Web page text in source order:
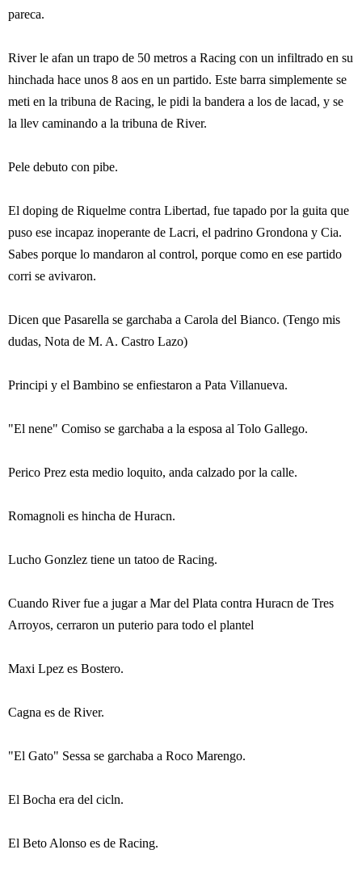
pareca.
River le afan un trapo de 50 metros a Racing con un infiltrado en su
hinchada hace unos 8 aos en un partido. Este barra simplemente se
meti en la tribuna de Racing, le pidi la bandera a los de lacad, y se
la llev caminando a la tribuna de River.
Pele debuto con pibe.
El doping de Riquelme contra Libertad, fue tapado por la guita que
puso ese incapaz inoperante de Lacri, el padrino Grondona y Cia.
Sabes porque lo mandaron al control, porque como en ese partido
corri se avivaron.
Dicen que Pasarella se garchaba a Carola del Bianco. (Tengo mis
dudas, Nota de M. A. Castro Lazo)
Principi y el Bambino se enfiestaron a Pata Villanueva.
"El nene" Comiso se garchaba a la esposa al Tolo Gallego.
Perico Prez esta medio loquito, anda calzado por la calle.
Romagnoli es hincha de Huracn.
Lucho Gonzlez tiene un tatoo de Racing.
Cuando River fue a jugar a Mar del Plata contra Huracn de Tres
Arroyos, cerraron un puterio para todo el plantel
Maxi Lpez es Bostero.
Cagna es de River.
"El Gato" Sessa se garchaba a Roco Marengo.
El Bocha era del cicln.
El Beto Alonso es de Racing.